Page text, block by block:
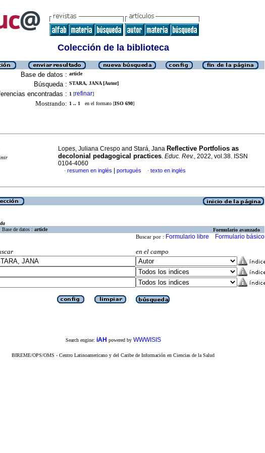
Colección de la biblioteca
Base de datos : article
Búsqueda : STARA, JANA [Autor]
encontradas : 1 [refinar]
Mostrando: 1 .. 1 en el formato [ISO 690]
Lopes, Juliana Crespo and Stará, Jana Reflective Portfolios as
decolonial pedagogical practices. Educ. Rev., 2022, vol.38. ISSN
0104-4060
· resumen en inglés portugués · texto en inglés
Base de datos : article Formulario avanzado
Buscar por : Formulario libre Formulario básico
en el campo
Search engine: iAH powered by WWWISIS
BIREME/OPS/OMS - Centro Latinoamericano y del Caribe de Información en Ciencias de la Salud